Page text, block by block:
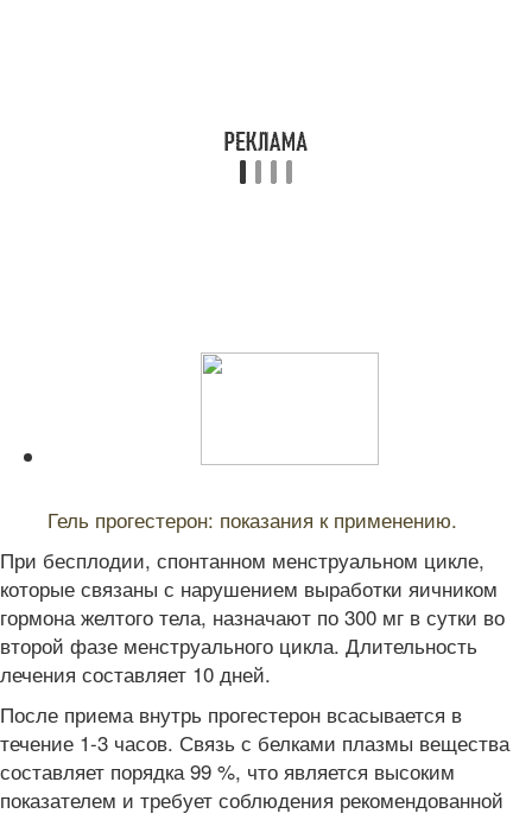
Гель прогестерон: показания к применению.
При бесплодии, спонтанном менструальном цикле,
которые связаны с нарушением выработки яичником
гормона желтого тела, назначают по 300 мг в сутки во
второй фазе менструального цикла. Длительность
лечения составляет 10 дней.
После приема внутрь прогестерон всасывается в
течение 1-3 часов. Связь с белками плазмы вещества
составляет порядка 99 %, что является высоким
показателем и требует соблюдения рекомендованной